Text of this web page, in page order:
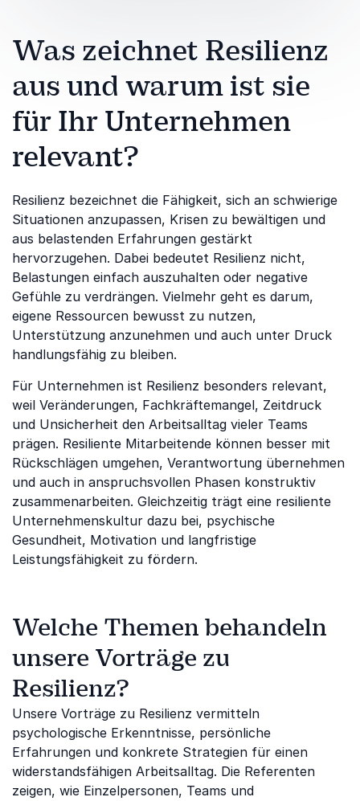
Was zeichnet Resilienz
aus und warum ist sie
für Ihr Unternehmen
relevant?
Resilienz bezeichnet die Fähigkeit, sich an schwierige
Situationen anzupassen, Krisen zu bewältigen und
aus belastenden Erfahrungen gestärkt
hervorzugehen. Dabei bedeutet Resilienz nicht,
Belastungen einfach auszuhalten oder negative
Gefühle zu verdrängen. Vielmehr geht es darum,
eigene Ressourcen bewusst zu nutzen,
Unterstützung anzunehmen und auch unter Druck
handlungsfähig zu bleiben.
Für Unternehmen ist Resilienz besonders relevant,
weil Veränderungen, Fachkräftemangel, Zeitdruck
und Unsicherheit den Arbeitsalltag vieler Teams
prägen. Resiliente Mitarbeitende können besser mit
Rückschlägen umgehen, Verantwortung übernehmen
und auch in anspruchsvollen Phasen konstruktiv
zusammenarbeiten. Gleichzeitig trägt eine resiliente
Unternehmenskultur dazu bei, psychische
Gesundheit, Motivation und langfristige
Leistungsfähigkeit zu fördern.
Welche Themen behandeln
unsere Vorträge zu
Resilienz?
Unsere Vorträge zu Resilienz vermitteln
psychologische Erkenntnisse, persönliche
Erfahrungen und konkrete Strategien für einen
widerstandsfähigen Arbeitsalltag. Die Referenten
zeigen, wie Einzelpersonen, Teams und